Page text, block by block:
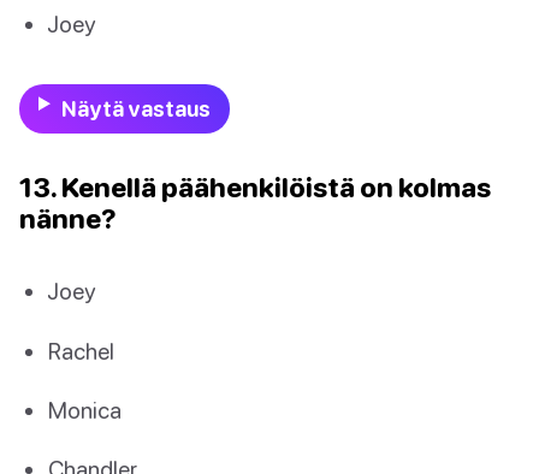
Joey
Näytä vastaus
13. Kenellä päähenkilöistä on kolmas
nänne?
Joey
Rachel
Monica